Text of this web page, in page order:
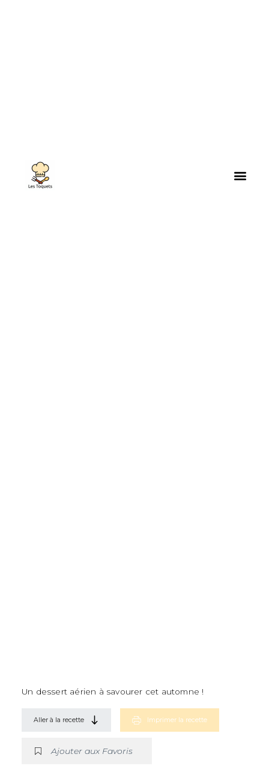
Un dessert aérien à savourer cet automne !
Aller à la recette Imprimer la recette
Ajouter aux Favoris